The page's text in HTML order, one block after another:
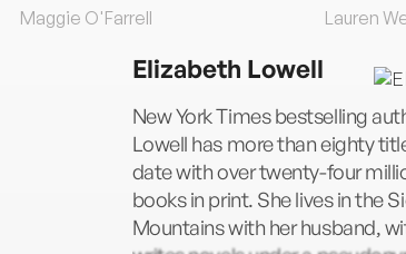
Maggie O'Farrell Lauren
Elizabeth Lowell
New York Times bestselling
Lowell has more than eighty
date with over twenty-four
books in print. She lives in the
Mountains with her husband,